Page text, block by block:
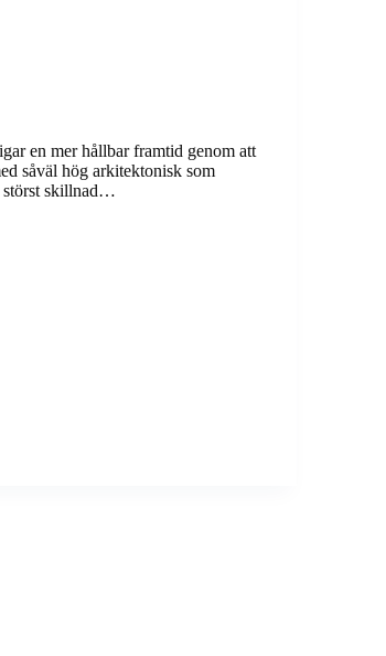
en mer hållbar framtid genom att
såväl hög arkitektonisk som
störst skillnad…